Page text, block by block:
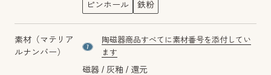
ピンホール 鉄粉
素材（マテリア
ルナンバー）
material number7
陶磁器商品すべてに素材番号を添付してい
ます
磁器 灰釉
還元